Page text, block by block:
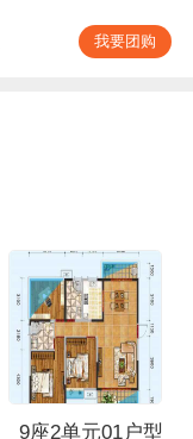
我要团购
9座2单元01户型